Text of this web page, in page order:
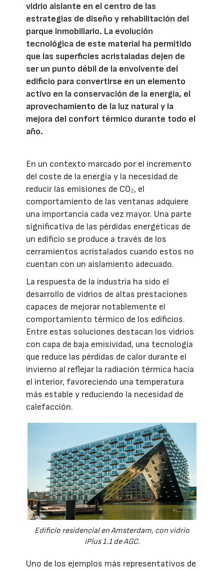
vidrio aislante en el centro de las
estrategias de diseño y rehabilitación del
parque inmobiliario. La evolución
tecnológica de este material ha permitido
que las superficies acristaladas dejen de
ser un punto débil de la envolvente del
edificio para convertirse en un elemento
activo en la conservación de la energía, el
aprovechamiento de la luz natural y la
mejora del confort térmico durante todo el
año.
En un contexto marcado por el incremento
del coste de la energía y la necesidad de
reducir las emisiones de CO₂, el
comportamiento de las ventanas adquiere
una importancia cada vez mayor. Una parte
significativa de las pérdidas energéticas de
un edificio se produce a través de los
cerramientos acristalados cuando estos no
cuentan con un aislamiento adecuado.
La respuesta de la industria ha sido el
desarrollo de vidrios de altas prestaciones
capaces de mejorar notablemente el
comportamiento térmico de los edificios.
Entre estas soluciones destacan los vidrios
con capa de baja emisividad, una tecnología
que reduce las pérdidas de calor durante el
invierno al reflejar la radiación térmica hacia
el interior, favoreciendo una temperatura
más estable y reduciendo la necesidad de
calefacción.
Edificio residencial en Amsterdam, con vidrio
iPlus 1.1 de AGC.
Uno de los ejemplos más representativos de